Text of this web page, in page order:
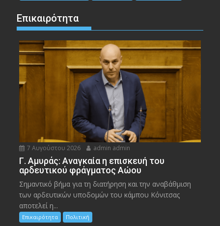
Επικαιρότητα
7 Αυγούστου 2026 admin admin
Γ. Αμυράς: Αναγκαία η επισκευή του
αρδευτικού φράγματος Αώου
Σημαντικό βήμα για τη διατήρηση και την αναβάθμιση
των αρδευτικών υποδομών του κάμπου Κόνιτσας
αποτελεί η...
Επικαιρότητα Πολιτική